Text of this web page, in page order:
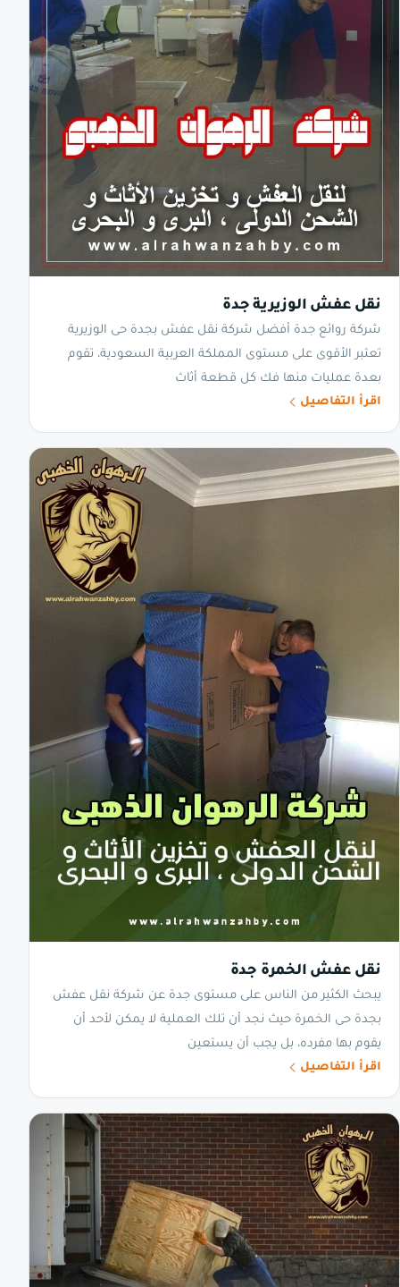
نقل عفش الوزيرية جدة
شركة روائع جدة أفضل شركة نقل عفش بجدة حى الوزيرية
تعتبر الأقوى على مستوى المملكة العربية السعودية، تقوم
بعدة عمليات منها فك كل قطعة أثاث
اقرأ التفاصيل
نقل عفش الخمرة جدة
يبحث الكثير من الناس على مستوى جدة عن شركة نقل عفش
بجدة حى الخمرة حيث نجد أن تلك العملية لا يمكن لأحد أن
يقوم بها مفرده، بل يجب أن يستعين
اقرأ التفاصيل